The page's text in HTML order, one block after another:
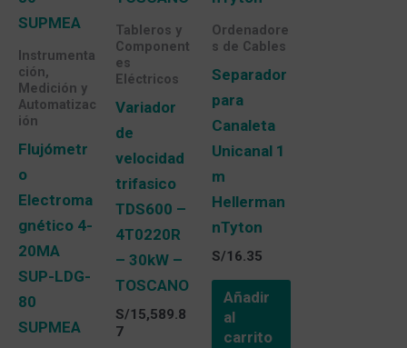
Instrumenta
ción,
Medición y
Automatizac
ión
Flujómetr
o
Electroma
gnético 4-
20MA
SUP-LDG-
80
SUPMEA
Tableros y
Component
es
Eléctricos
Variador
de
velocidad
trifasico
TDS600 –
4T0220R
– 30kW –
TOSCANO
S/15,589.8
7
Ordenadore
s de Cables
Separador
para
Canaleta
Unicanal 1
m
Hellerman
nTyton
S/16.35
Añadir
al
carrito